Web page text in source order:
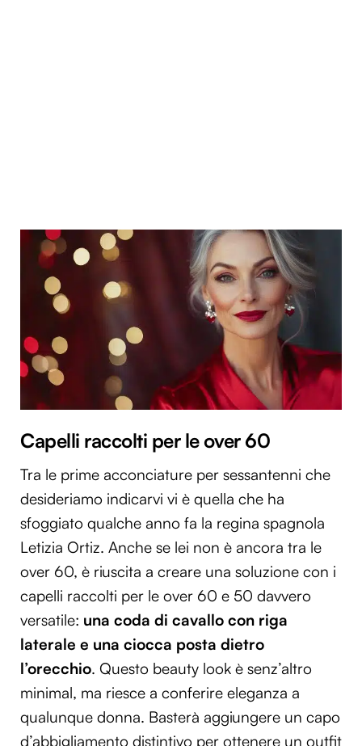
Capelli raccolti per le over 60
Tra le prime acconciature per sessantenni che
desideriamo indicarvi vi è quella che ha
sfoggiato qualche anno fa la regina spagnola
Letizia Ortiz. Anche se lei non è ancora tra le
over 60, è riuscita a creare una soluzione con i
capelli raccolti per le over 60 e 50 davvero
versatile: una coda di cavallo con riga
laterale e una ciocca posta dietro
l’orecchio. Questo beauty look è senz’altro
minimal, ma riesce a conferire eleganza a
qualunque donna. Basterà aggiungere un capo
d’abbigliamento distintivo per ottenere un outfit